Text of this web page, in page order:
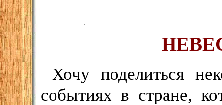
Хочу поделиться
событиях в стране,